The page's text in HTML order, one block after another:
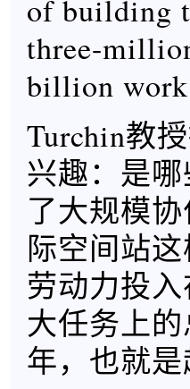
of building
three-
billion work
Turchin教
兴趣：是
了大规模
际空间站
劳动力投
大任务上
年，也就